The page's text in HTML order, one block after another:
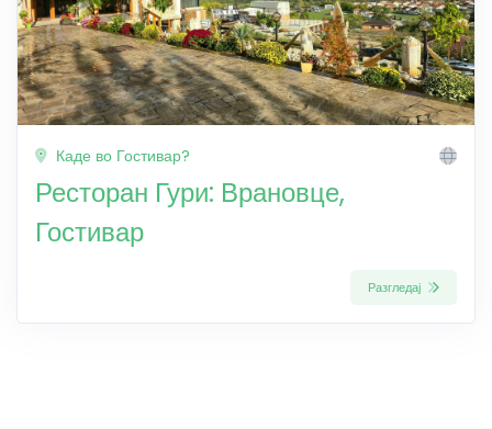
Каде во Гостивар?
Ресторан Гури: Врановце,
Гостивар
Разгледај